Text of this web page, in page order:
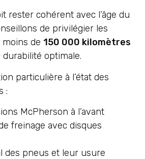
rester cohérent avec l’âge du
de privilégier les
moins de 150 000 kilomètres
optimale.
particulière à l’état des
:
McPherson à l’avant
freinage avec disques
des pneus et leur usure